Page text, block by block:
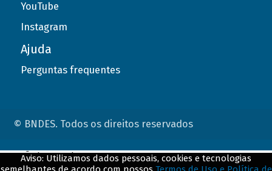
YouTube
Instagram
Ajuda
Perguntas frequentes
© BNDES. Todos os direitos reservados
Aviso: Utilizamos dados pessoais, cookies e tecnologias
ConteÃºdo complementar